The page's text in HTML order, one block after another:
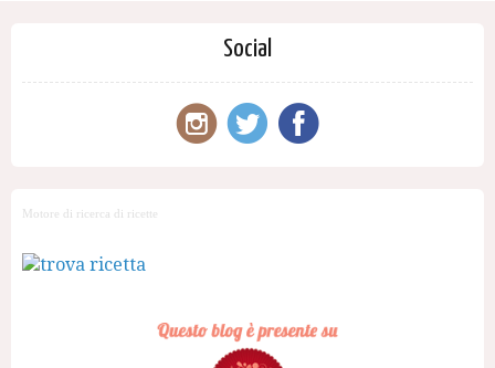
Social
Motore di ricerca di ricette